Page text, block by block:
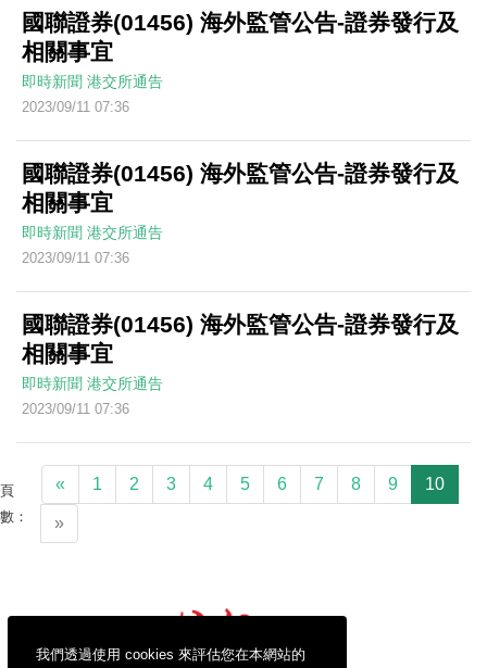
我們透過使用 cookies 來評估您在本網站的
國聯證券(01456) 海外監管公告-證券發行及
相關事宜
即時新聞 港交所通告
2023/09/11 07:36
國聯證券(01456) 海外監管公告-證券發行及
相關事宜
即時新聞 港交所通告
2023/09/11 07:36
國聯證券(01456) 海外監管公告-證券發行及
相關事宜
即時新聞 港交所通告
2023/09/11 07:36
頁
數：
« 1 2 3 4 5 6 7 8 9 10
»